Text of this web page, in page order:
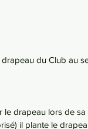
du Club au
drapeau lors de
il plante le